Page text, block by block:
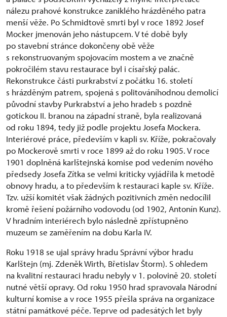
nálezu prahové konstrukce zaniklého hrázděného patra
menší věže. Po Schmidtově smrti byl v roce 1892 Josef
Mocker jmenován jeho nástupcem. V té době byly
po stavební stránce dokončeny obě věže
s rekonstruovaným spojovacím mostem a ve značně
pokročilém stavu restaurace byl i císařský palác.
Rekonstrukce části purkrabství z počátku 16. století
s hrázděným patrem, spojená s politováníhodnou demolicí
původní stavby Purkrabství a jeho hradeb s pozdně
gotickou II. branou na západní straně, byla realizovaná
od roku 1894, tedy již podle projektu Josefa Mockera.
Interiérové práce, především v kapli sv. Kříže, pokračovaly
po Mockerově smrti v roce 1899 až do roku 1905. V roce
1901 doplněná karlštejnská komise pod vedením nového
předsedy Josefa Zítka se velmi kriticky vyjádřila k metodě
obnovy hradu, a to především k restauraci kaple sv. Kříže.
Tzv. užší komitét však žádných pozitivních změn nedocílil
kromě řešení požárního vodovodu (od 1902, Antonín Kunz).
V hradním interiérech bylo následně zpřístupněno
muzeum se zaměřením na dobu Karla IV.
Roku 1918 se ujal správy hradu Správní výbor hradu
Karlštejn (mj. Zdeněk Wirth, Břetislav Štorm). S ohledem
na kvalitní restauraci hradu nebyly v 1. polovině 20. století
nutné větší opravy. Od roku 1950 hrad spravovala Národní
kulturní komise a v roce 1955 přešla správa na organizace
státní památkové péče. Teprve od padesátých let byly